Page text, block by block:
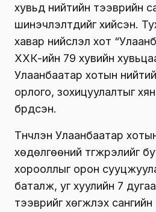
хувьд нийтийн тээврийн
шинэчлэлтүүдийг хийсэн.
хавар нийслэл хот
ХХК-ийн 79 хувийн
Улаанбаатар хотын
орлого, зохицуулалтыг
бүрдсэн.
Түүнчлэн Улаанбаатар
хөдөлгөөний түгжрэлийг
хорооллыг орон
баталж, уг хуулийн 7
тээврийг хөгжүүлэх